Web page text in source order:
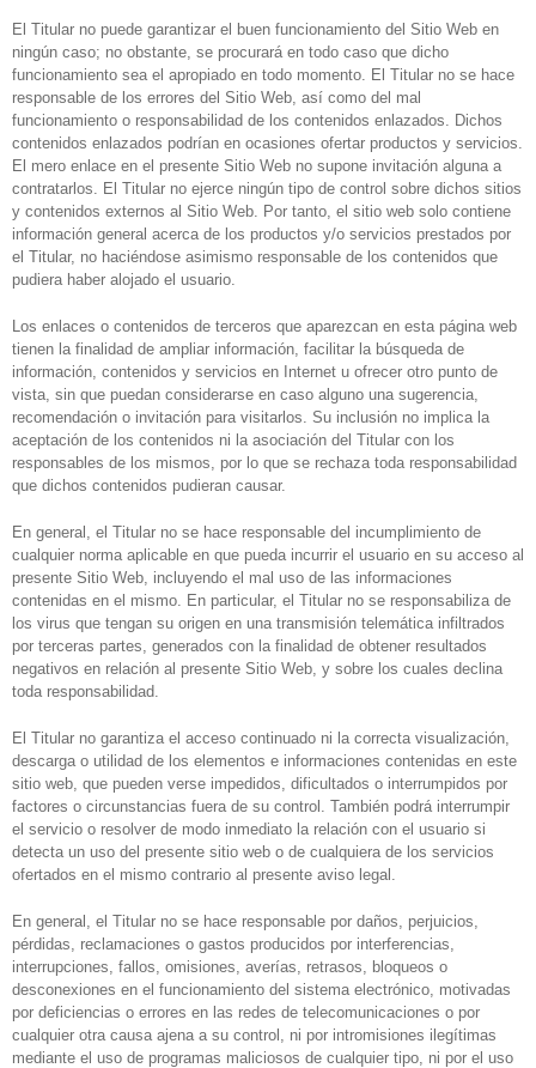
El Titular no puede garantizar el buen funcionamiento del Sitio Web en
ningún caso; no obstante, se procurará en todo caso que dicho
funcionamiento sea el apropiado en todo momento. El Titular no se hace
responsable de los errores del Sitio Web, así como del mal
funcionamiento o responsabilidad de los contenidos enlazados. Dichos
contenidos enlazados podrían en ocasiones ofertar productos y servicios.
El mero enlace en el presente Sitio Web no supone invitación alguna a
contratarlos. El Titular no ejerce ningún tipo de control sobre dichos sitios
y contenidos externos al Sitio Web. Por tanto, el sitio web solo contiene
información general acerca de los productos y/o servicios prestados por
el Titular, no haciéndose asimismo responsable de los contenidos que
pudiera haber alojado el usuario.
Los enlaces o contenidos de terceros que aparezcan en esta página web
tienen la finalidad de ampliar información, facilitar la búsqueda de
información, contenidos y servicios en Internet u ofrecer otro punto de
vista, sin que puedan considerarse en caso alguno una sugerencia,
recomendación o invitación para visitarlos. Su inclusión no implica la
aceptación de los contenidos ni la asociación del Titular con los
responsables de los mismos, por lo que se rechaza toda responsabilidad
que dichos contenidos pudieran causar.
En general, el Titular no se hace responsable del incumplimiento de
cualquier norma aplicable en que pueda incurrir el usuario en su acceso al
presente Sitio Web, incluyendo el mal uso de las informaciones
contenidas en el mismo. En particular, el Titular no se responsabiliza de
los virus que tengan su origen en una transmisión telemática infiltrados
por terceras partes, generados con la finalidad de obtener resultados
negativos en relación al presente Sitio Web, y sobre los cuales declina
toda responsabilidad.
El Titular no garantiza el acceso continuado ni la correcta visualización,
descarga o utilidad de los elementos e informaciones contenidas en este
sitio web, que pueden verse impedidos, dificultados o interrumpidos por
factores o circunstancias fuera de su control. También podrá interrumpir
el servicio o resolver de modo inmediato la relación con el usuario si
detecta un uso del presente sitio web o de cualquiera de los servicios
ofertados en el mismo contrario al presente aviso legal.
En general, el Titular no se hace responsable por daños, perjuicios,
pérdidas, reclamaciones o gastos producidos por interferencias,
interrupciones, fallos, omisiones, averías, retrasos, bloqueos o
desconexiones en el funcionamiento del sistema electrónico, motivadas
por deficiencias o errores en las redes de telecomunicaciones o por
cualquier otra causa ajena a su control, ni por intromisiones ilegítimas
mediante el uso de programas maliciosos de cualquier tipo, ni por el uso